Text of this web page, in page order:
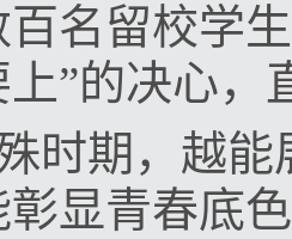
百名留校学
”的决心，
时期，越
彰显青春底